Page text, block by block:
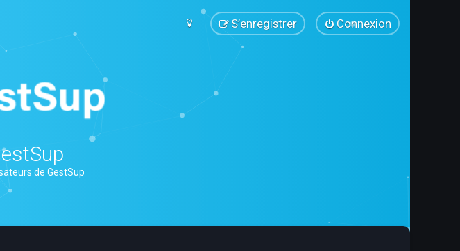
Connexion
S’enregistrer
de GestSup